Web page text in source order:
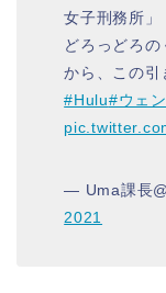
女子刑務所」
どろっどろ
から、この引
#Hulu#ウェ
— Uma課長@
2021